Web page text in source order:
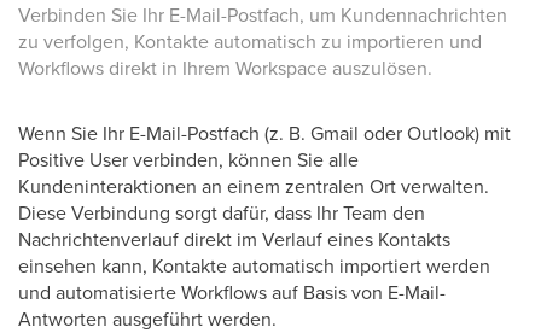
Verbinden Sie Ihr E-Mail-Postfach, um Kundennachrichten
zu verfolgen, Kontakte automatisch zu importieren und
Workflows direkt in Ihrem Workspace auszulösen.
Wenn Sie Ihr E-Mail-Postfach (z. B. Gmail oder Outlook) mit
Positive User verbinden, können Sie alle
Kundeninteraktionen an einem zentralen Ort verwalten.
Diese Verbindung sorgt dafür, dass Ihr Team den
Nachrichtenverlauf direkt im Verlauf eines Kontakts
einsehen kann, Kontakte automatisch importiert werden
und automatisierte Workflows auf Basis von E-Mail-
Antworten ausgeführt werden.